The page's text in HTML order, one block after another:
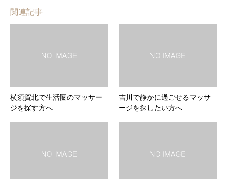
関連記事
横須賀北で生活圏のマッサー
ジを探す方へ
吉川で静かに過ごせるマッサ
ージを探したい方へ